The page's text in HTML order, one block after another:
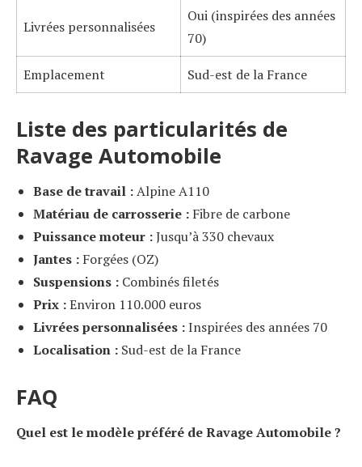
Livrées personnalisées
Oui (inspirées des années
70)
Emplacement Sud-est de la France
Liste des particularités de
Ravage Automobile
Base de travail :Alpine A110
Matériau de carrosserie :Fibre de carbone
Puissance moteur :Jusqu’à 330 chevaux
Jantes :Forgées (OZ)
Suspensions :Combinés filetés
Prix :Environ 110.000 euros
Livrées personnalisées :Inspirées des années 70
Localisation :Sud-est de la France
FAQ
Quel est le modèle préféré de Ravage Automobile ?